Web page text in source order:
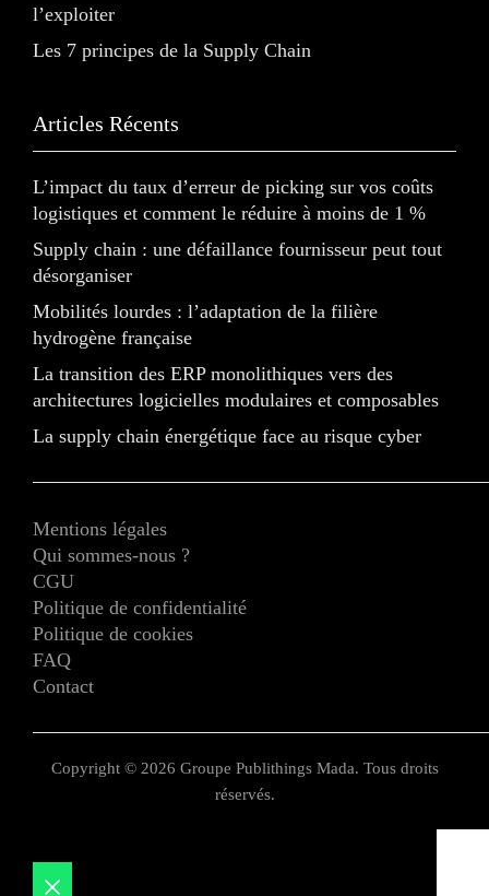
l’exploiter
Les 7 principes de la Supply Chain
Articles Récents
L’impact du taux d’erreur de picking sur vos coûts
logistiques et comment le réduire à moins de 1 %
Supply chain : une défaillance fournisseur peut tout
désorganiser
Mobilités lourdes : l’adaptation de la filière
hydrogène française
La transition des ERP monolithiques vers des
architectures logicielles modulaires et composables
La supply chain énergétique face au risque cyber
Mentions légales
Qui sommes-nous ?
CGU
Politique de confidentialité
Politique de cookies
FAQ
Contact
Copyright © 2026 Groupe Publithings Mada. Tous droits
réservés.